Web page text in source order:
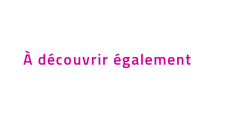
À découvrir également